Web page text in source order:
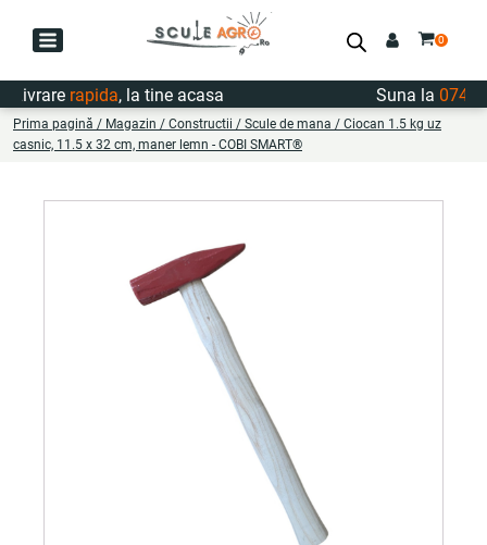
rapida, la tine acasa Suna la
Prima pagină / Magazin / Constructii / Scule de mana / Ciocan 1.5 kg uz
casnic, 11.5 x 32 cm, maner lemn - COBI SMART®